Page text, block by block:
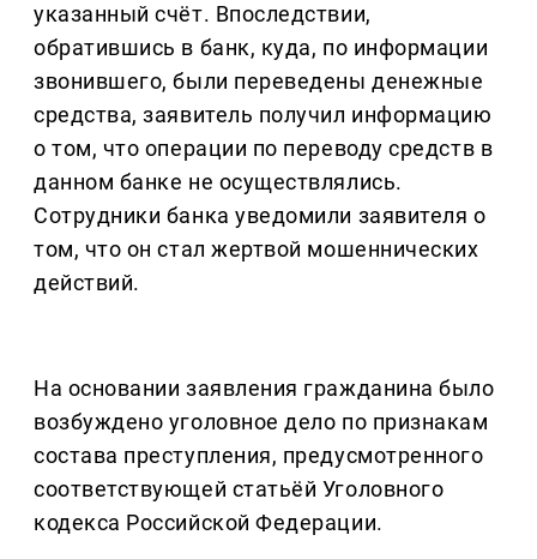
указанный счёт. Впоследствии,
обратившись в банк, куда, по информации
звонившего, были переведены денежные
средства, заявитель получил информацию
о том, что операции по переводу средств в
данном банке не осуществлялись.
Сотрудники банка уведомили заявителя о
том, что он стал жертвой мошеннических
действий.
На основании заявления гражданина было
возбуждено уголовное дело по признакам
состава преступления, предусмотренного
соответствующей статьёй Уголовного
кодекса Российской Федерации.